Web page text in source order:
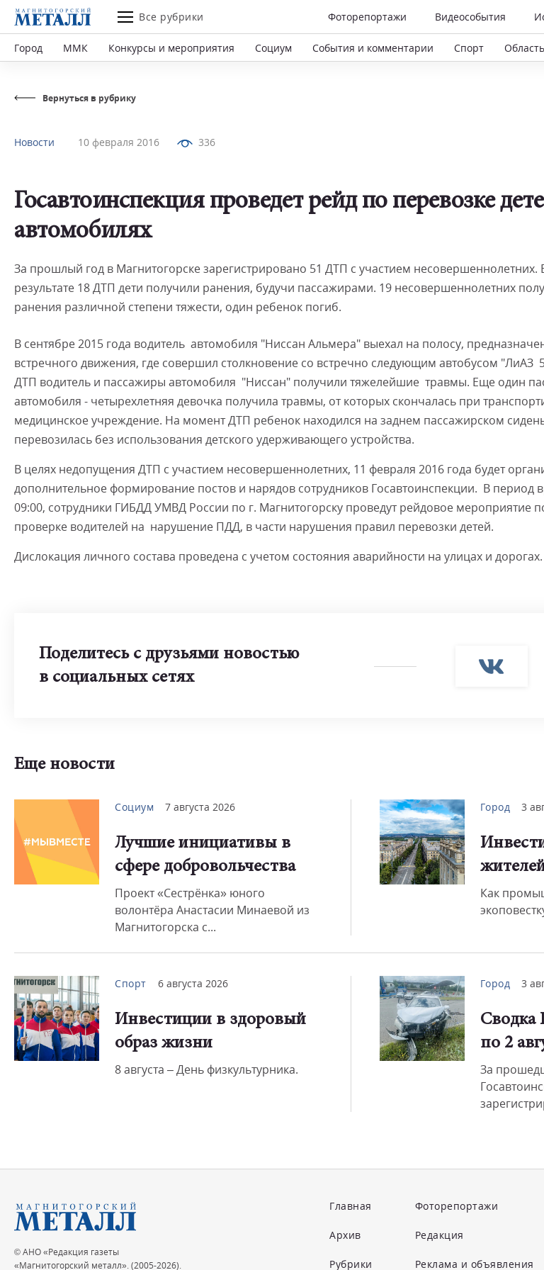
Все рубрики Фоторепортажи Видеособытия
Город ММК Конкурсы и мероприятия Социум События и комментарии Спорт Область
Вернуться в рубрику
Новости 10 февраля 2016 336
Госавтоинспекция проведет рейд по перевозке
автомобилях
За прошлый год в Магнитогорске зарегистрировано 51 ДТП с участием несовершеннолетних.
результате 18 ДТП дети получили ранения, будучи пассажирами. 19 несовершеннолетних
ранения различной степени тяжести, один ребенок погиб.
В сентябре 2015 года водитель автомобиля "Ниссан Альмера" выехал на полосу,
встречного движения, где совершил столкновение со встречно следующим автобусом "ЛиАЗ
ДТП водитель и пассажиры автомобиля "Ниссан" получили тяжелейшие травмы. Еще один
автомобиля - четырехлетняя девочка получила травмы, от которых скончалась при
медицинское учреждение. На момент ДТП ребенок находился на заднем пассажирском
перевозилась без использования детского удерживающего устройства.
В целях недопущения ДТП с участием несовершеннолетних, 11 февраля 2016 года будет
дополнительное формирование постов и нарядов сотрудников Госавтоинспекции. В период
09:00, сотрудники ГИБДД УМВД России по г. Магнитогорску проведут рейдовое мероприятие
проверке водителей на нарушение ПДД, в части нарушения правил перевозки детей.
Дислокация личного состава проведена с учетом состояния аварийности на улицах и дорогах.
Поделитесь с друзьями новостью
в социальных сетях
Еще новости
Социум 7 августа 2026
Лучшие инициативы в
сфере добровольчества
Проект «Сестрёнка» юного
волонтёра Анастасии Минаевой из
Магнитогорска с...
Город 3
Как
Спорт 6 августа 2026
Инвестиции в здоровый
образ жизни
8 августа – День физкультурника.
Город 3
Сводка
по 2
За
© АНО «Редакция газеты
«Магнитогорский металл». (2005-2026).
Главная
Архив
Рубрики
Фоторепортажи
Редакция
Реклама и объявления